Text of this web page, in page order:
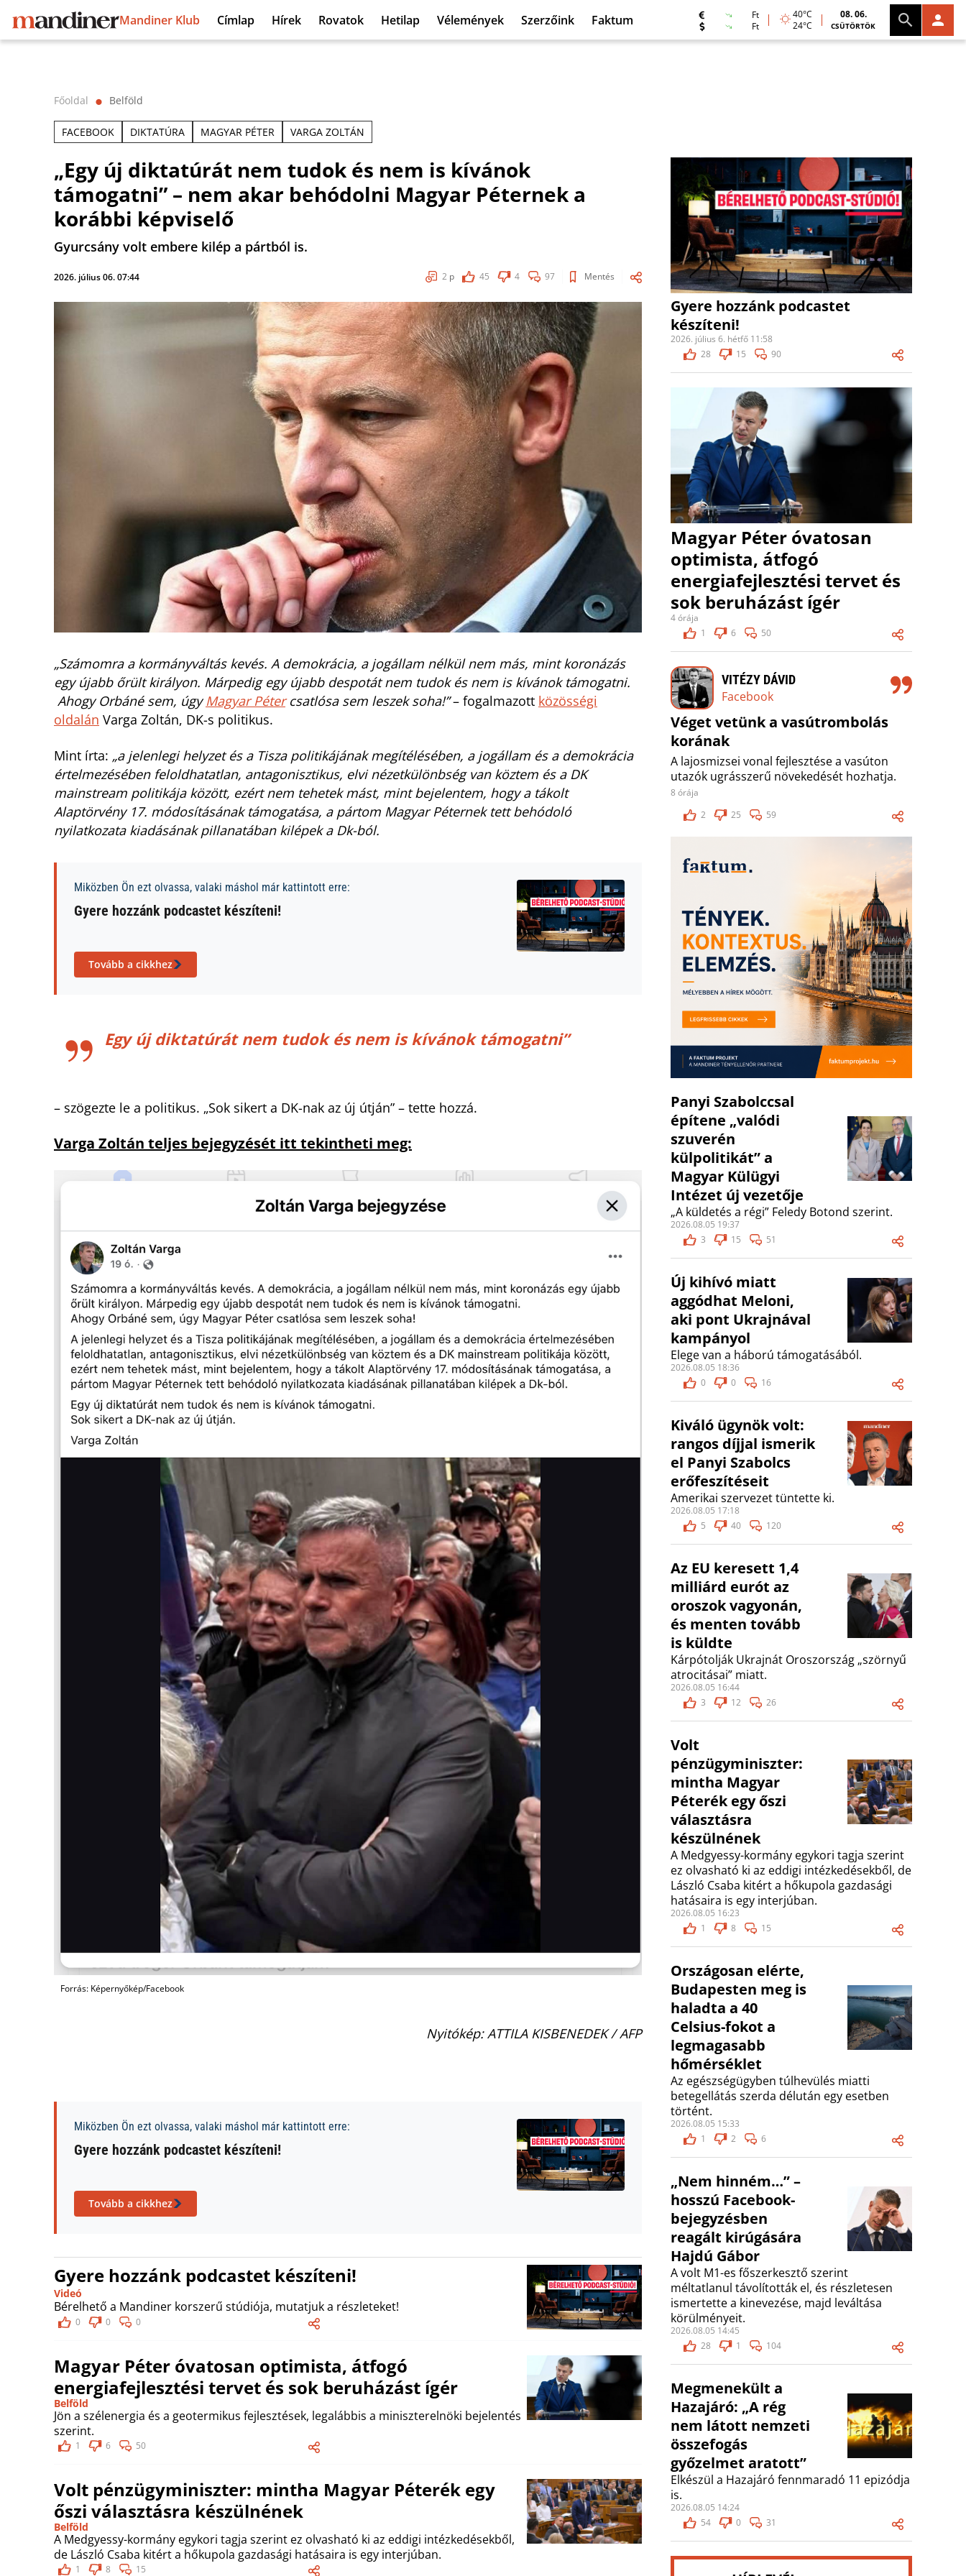
Mandiner Klub Címlap Hírek Rovatok Hetilap Vélemények Szerzőink Faktum
Ft
Ft
40°C
24°C
08. 06.
CSÜTÖRTÖK
Főoldal ⬤ Belföld
FACEBOOK DIKTATÚRA MAGYAR PÉTER VARGA ZOLTÁN
„Egy új diktatúrát nem tudok és nem is kívánok
támogatni” – nem akar behódolni Magyar Péternek a
korábbi képviselő
Gyurcsány volt embere kilép a pártból is.
2026. július 06. 07:44 2 p 45 4 97 Mentés
„Számomra a kormányváltás kevés. A demokrácia, a jogállam nélkül nem más, mint koronázás
egy újabb őrült királyon. Márpedig egy újabb despotát nem tudok és nem is kívánok támogatni.
Ahogy Orbáné sem, úgyMagyar Pétercsatlósa sem leszek soha!”– fogalmazott közösségi
oldalán Varga Zoltán, DK-s politikus.
Mint írta: „a jelenlegi helyzet és a Tisza politikájának megítélésében, a jogállam és a demokrácia
értelmezésében feloldhatatlan, antagonisztikus, elvi nézetkülönbség van köztem és a DK
mainstream politikája között, ezért nem tehetek mást, mint bejelentem, hogy a tákolt
Alaptörvény 17. módosításának támogatása, a pártom Magyar Péternek tett behódoló
nyilatkozata kiadásának pillanatában kilépek a Dk-ból.
Miközben Ön ezt olvassa, valaki máshol már kattintott erre:
Gyere hozzánk podcastet készíteni!
Tovább a cikkhez
Egy új diktatúrát nem tudok és nem is kívánok támogatni”
– szögezte le a politikus. „Sok sikert a DK-nak az új útján” – tette hozzá.
Varga Zoltán teljes bejegyzését itt tekintheti meg:
Forrás: Képernyőkép/Facebook
Nyitókép: ATTILA KISBENEDEK / AFP
Miközben Ön ezt olvassa, valaki máshol már kattintott erre:
Gyere hozzánk podcastet készíteni!
Tovább a cikkhez
Gyere hozzánk podcastet készíteni!
Videó
Bérelhető a Mandiner korszerű stúdiója, mutatjuk a részleteket!
0 0 0
Magyar Péter óvatosan optimista, átfogó
energiafejlesztési tervet és sok beruházást ígér
Belföld
Jön a szélenergia és a geotermikus fejlesztések, legalábbis a miniszterelnöki bejelentés
szerint.
1 6 50
Volt pénzügyminiszter: mintha Magyar Péterék egy
őszi választásra készülnének
Belföld
A Medgyessy-kormány egykori tagja szerint ez olvasható ki az eddigi intézkedésekből,
de László Csaba kitért a hőkupola gazdasági hatásaira is egy interjúban.
1 8 15
Gyere hozzánk podcastet
készíteni!
2026. július 6. hétfő 11:58
28
15 90
Magyar Péter óvatosan
optimista, átfogó
energiafejlesztési tervet és
sok beruházást ígér
4 órája
1
6 50
VITÉZY DÁVID
Facebook
Véget vetünk a vasútrombolás
korának
A lajosmizsei vonal fejlesztése a vasúton
utazók ugrásszerű növekedését hozhatja.
8 órája
2
25 59
Panyi Szabolccsal
építene „valódi
szuverén
külpolitikát” a
Magyar Külügyi
Intézet új vezetője
„A küldetés a régi” Feledy Botond szerint.
2026.08.05 19:37
3
15 51
Új kihívó miatt
aggódhat Meloni,
aki pont Ukrajnával
kampányol
Elege van a háború támogatásából.
2026.08.05 18:36
0
0 16
Kiváló ügynök volt:
rangos díjjal ismerik
el Panyi Szabolcs
erőfeszítéseit
Amerikai szervezet tüntette ki.
2026.08.05 17:18
5
40 120
Az EU keresett 1,4
milliárd eurót az
oroszok vagyonán,
és menten tovább
is küldte
Kárpótolják Ukrajnát Oroszország „szörnyű
atrocitásai” miatt.
2026.08.05 16:44
3
12 26
Volt
pénzügyminiszter:
mintha Magyar
Péterék egy őszi
választásra
készülnének
A Medgyessy-kormány egykori tagja szerint
ez olvasható ki az eddigi intézkedésekből, de
László Csaba kitért a hőkupola gazdasági
hatásaira is egy interjúban.
2026.08.05 16:23
1
8 15
Országosan elérte,
Budapesten meg is
haladta a 40
Celsius-fokot a
legmagasabb
hőmérséklet
Az egészségügyben túlhevülés miatti
betegellátás szerda délután egy esetben
történt.
2026.08.05 15:33
1
2 6
„Nem hinném…” –
hosszú Facebook-
bejegyzésben
reagált kirúgására
Hajdú Gábor
A volt M1-es főszerkesztő szerint
méltatlanul távolították el, és részletesen
ismertette a kinevezése, majd leváltása
körülményeit.
2026.08.05 14:45
28
1 104
Megmenekült a
Hazajáró: „A rég
nem látott nemzeti
összefogás
győzelmet aratott”
Elkészül a Hazajáró fennmaradó 11 epizódja
is.
2026.08.05 14:24
54
0 31